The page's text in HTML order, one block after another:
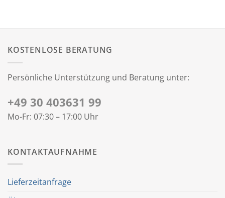
KOSTENLOSE BERATUNG
Persönliche Unterstützung und Beratung unter:
+49 30 403631 99
Mo-Fr: 07:30 – 17:00 Uhr
KONTAKTAUFNAHME
Lieferzeitanfrage